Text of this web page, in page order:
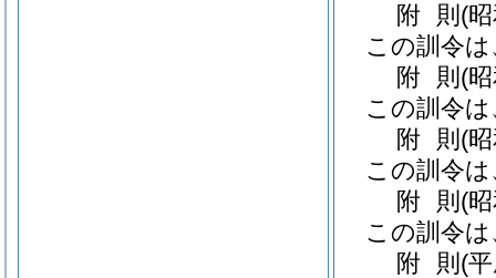
附 則 (
この訓令
附 則 (
この訓令
附 則 (
この訓令
附 則 (
この訓令
附 則 (